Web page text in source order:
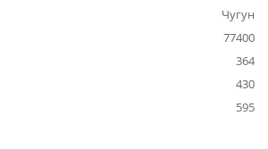
Чугун
77400
364
430
595